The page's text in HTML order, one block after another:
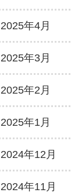
2025年4月
2025年3月
2025年2月
2025年1月
2024年12月
2024年11月